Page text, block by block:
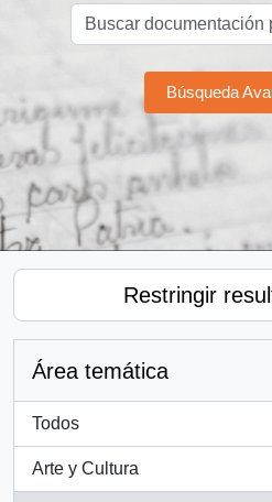
Búsqueda
Restringir
Área temática
Todos
Arte y Cultura
, 1 resultados